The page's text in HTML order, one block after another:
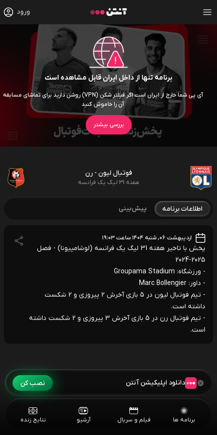
ورود
برنامه تنها از داخل ایران قابل مشاهده است
آی پی شما خارج از ایران است اگر فیلتر شکن (VPN) روشن دارید برای تماشای مسابقه
آن را خاموش کنید
بررسی بیشتر
فوتبال لیون - رن
هفته 31 لیگ یک فرانسه
اطلاعات برنامه پیش‌بینی
اردیبهشت ۰۶, شنبه ۱۴۰۴ ساعت ۱۹:۰۳
پخش با تاخیر هفته 31 لیگ یک فرانسه (لوشامپیونا) - فصل
2025-2024
- ورزشگاه: Groupama Stadium
- داور: Marc Bollengier
- تیم فوتبال لیون در 5 بازی آخرش 2 پیروزی و 2 شکست
داشته است.
- تیم فوتبال رن در 5 بازی آخرش 3 پیروزی و 2 شکست داشته
است.
برنامه ها فیلم و سریال آرشیو نتایج زنده
دانلود اپلیکیشن آنتن نصب کن